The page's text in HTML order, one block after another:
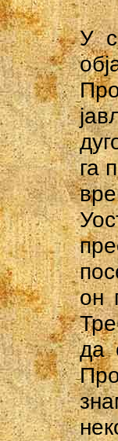
У
га
он
да